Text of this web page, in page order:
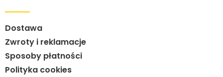
Dostawa
Zwroty i reklamacje
Sposoby płatności
Polityka cookies